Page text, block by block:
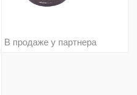
В продаже у партнера